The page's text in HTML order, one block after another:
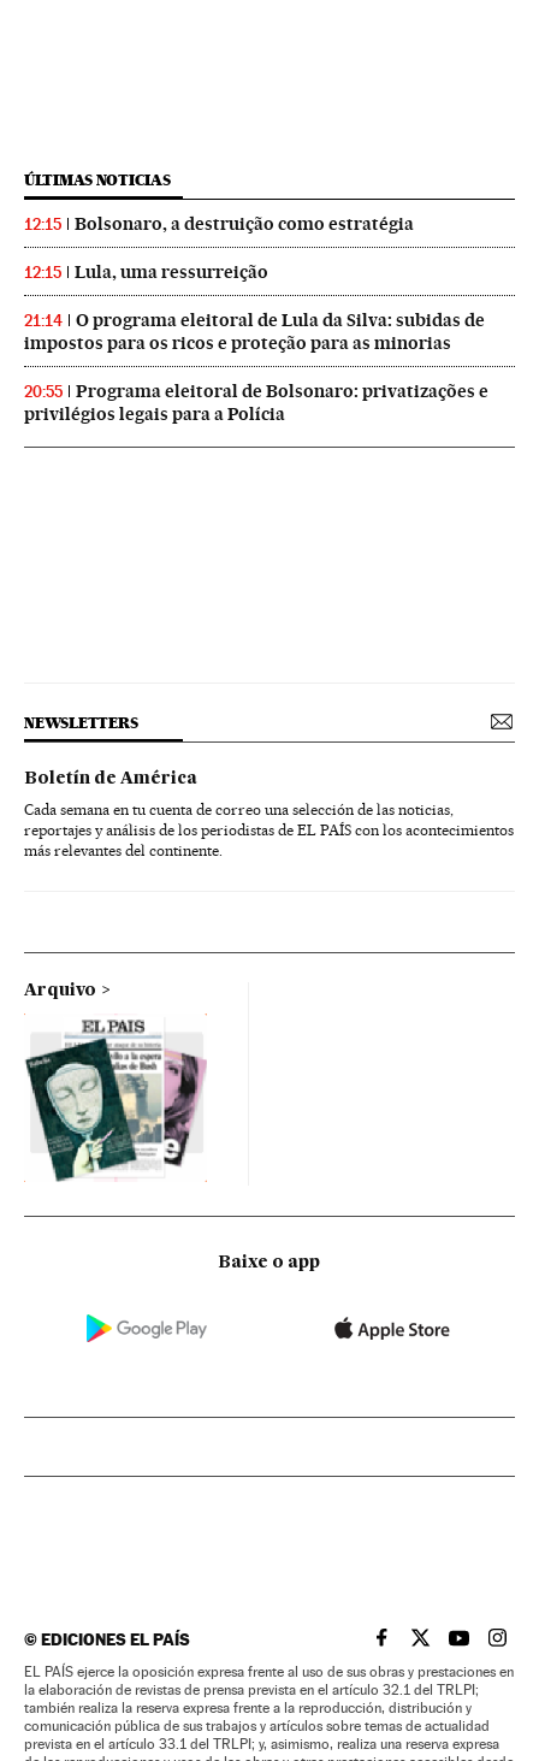
ÚLTIMAS NOTICIAS
12:15 Bolsonaro, a destruição como estratégia
12:15 Lula, uma ressurreição
21:14
O programa eleitoral de Lula da Silva: subidas de
impostos para os ricos e proteção para as minorias
20:55
Programa eleitoral de Bolsonaro: privatizações e
privilégios legais para a Polícia
NEWSLETTERS
Boletín de América
Cada semana en tu cuenta de correo una selección de las noticias,
reportajes y análisis de los periodistas de EL PAÍS con los acontecimientos
más relevantes del continente.
Arquivo
Baixe o app
©EDICIONES EL PAÍS EL PAÍS BRASIL EN
EL PAÍSEL PAÍS
EL
EL PAÍS ejerce la oposición expresa frente al uso de sus obras y prestaciones en
la elaboración de revistas de prensa prevista en el artículo 32.1 del TRLPI;
también realiza la reserva expresa frente a la reproducción, distribución y
comunicación pública de sus trabajos y artículos sobre temas de actualidad
prevista en el artículo 33.1 del TRLPI; y, asimismo, realiza una reserva expresa